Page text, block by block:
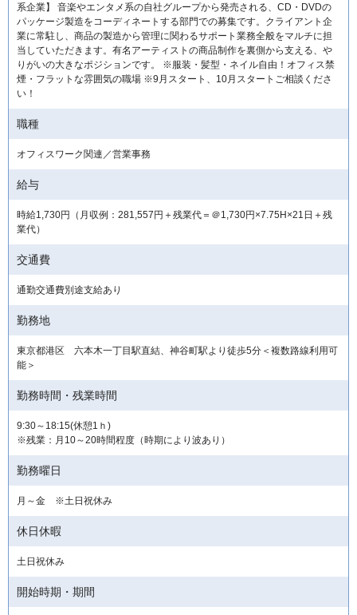
系企業】 音楽やエンタメ系の自社グループから発売される、CD・DVDの
パッケージ製造をコーディネートする部門での募集です。クライアント企
業に常駐し、商品の製造から管理に関わるサポート業務全般をマルチに担
当していただきます。有名アーティストの商品制作を裏側から支える、や
りがいの大きなポジションです。 ※服装・髪型・ネイル自由！オフィス禁
煙・フラットな雰囲気の職場 ※9月スタート、10月スタートご相談くださ
い！
職種
オフィスワーク関連／営業事務
給与
時給1,730円（月収例：281,557円＋残業代＝＠1,730円×7.75H×21日＋残
業代）
交通費
通勤交通費別途支給あり
勤務地
東京都港区 六本木一丁目駅直結、神谷町駅より徒歩5分＜複数路線利用可
能＞
勤務時間・残業時間
9:30～18:15(休憩1ｈ)
※残業：月10～20時間程度（時期により波あり）
勤務曜日
月～金 ※土日祝休み
休日休暇
土日祝休み
開始時期・期間